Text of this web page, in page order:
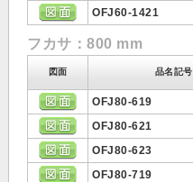
OFJ60-1421
フカサ：800 mm
図面 品名記号
OFJ80-619
OFJ80-621
OFJ80-623
OFJ80-719